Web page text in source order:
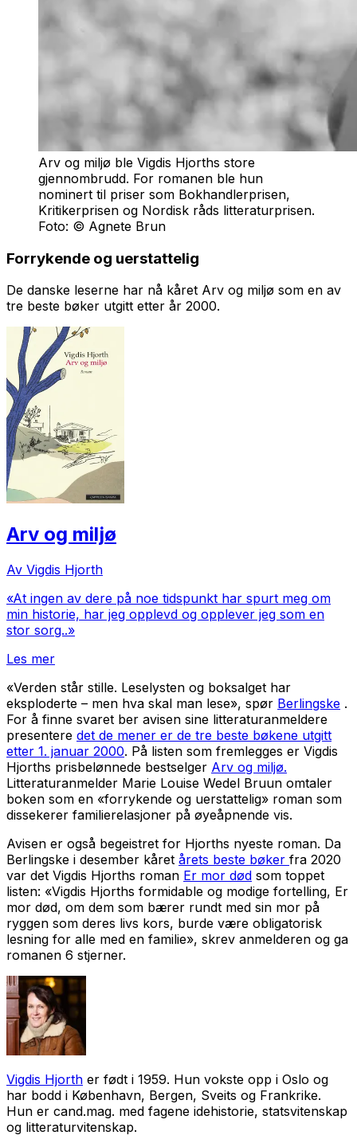
Arv og miljø ble Vigdis Hjorths store
gjennombrudd. For romanen ble hun
nominert til priser som Bokhandlerprisen,
Kritikerprisen og Nordisk råds litteraturprisen.
Foto: © Agnete Brun
Forrykende og uerstattelig
De danske leserne har nå kåret Arv og miljø som en av
tre beste bøker utgitt etter år 2000.
Arv og miljø
Av Vigdis Hjorth
«At ingen av dere på noe tidspunkt har spurt meg om
min historie, har jeg opplevd og opplever jeg som en
stor sorg..»
Les mer
«Verden står stille. Leselysten og boksalget har
eksploderte – men hva skal man lese», spør Berlingske .
For å finne svaret ber avisen sine litteraturanmeldere
presentere det de mener er de tre beste bøkene utgitt
etter 1. januar 2000. På listen som fremlegges er Vigdis
Hjorths prisbelønnede bestselger Arv og miljø.
Litteraturanmelder Marie Louise Wedel Bruun omtaler
boken som en «forrykende og uerstattelig» roman som
dissekerer familierelasjoner på øyeåpnende vis.
Avisen er også begeistret for Hjorths nyeste roman. Da
Berlingske i desember kåret årets beste bøker fra 2020
var det Vigdis Hjorths roman Er mor død som toppet
listen: «Vigdis Hjorths formidable og modige fortelling, Er
mor død, om dem som bærer rundt med sin mor på
ryggen som deres livs kors, burde være obligatorisk
lesning for alle med en familie», skrev anmelderen og ga
romanen 6 stjerner.
Vigdis Hjorth er født i 1959. Hun vokste opp i Oslo og
har bodd i København, Bergen, Sveits og Frankrike.
Hun er cand.mag. med fagene idehistorie, statsvitenskap
og litteraturvitenskap.